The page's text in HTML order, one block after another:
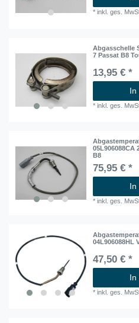
*inkl. ges.
Abgasschelle
7 Passat B8
13,95 € *
In
*inkl. ges.
05L906088CA
B8
75,95 € *
In
*inkl. ges.
04L906088HL
47,50 € *
In
*inkl. ges.